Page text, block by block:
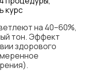
курс
на 40–60%,
тон. Эффект
здорового